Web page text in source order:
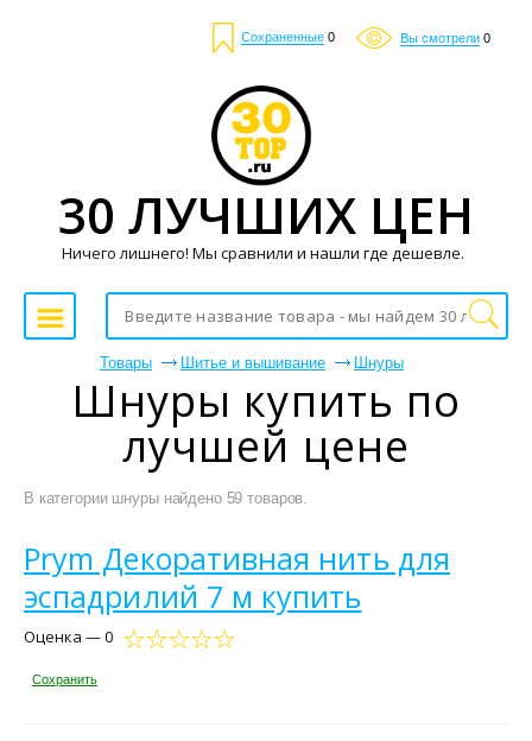
Сохраненные 0 Вы смотрели 0
Товары Шитье и вышивание Шнуры
Шнуры купить по
лучшей цене
В категории шнуры найдено 59 товаров.
Prym Декоративная нить для
эспадрилий 7 м купить
Оценка — 0
Сохранить
30 ЛУЧШИХ ЦЕН
Ничего лишнего! Мы сравнили и нашли где дешевле.